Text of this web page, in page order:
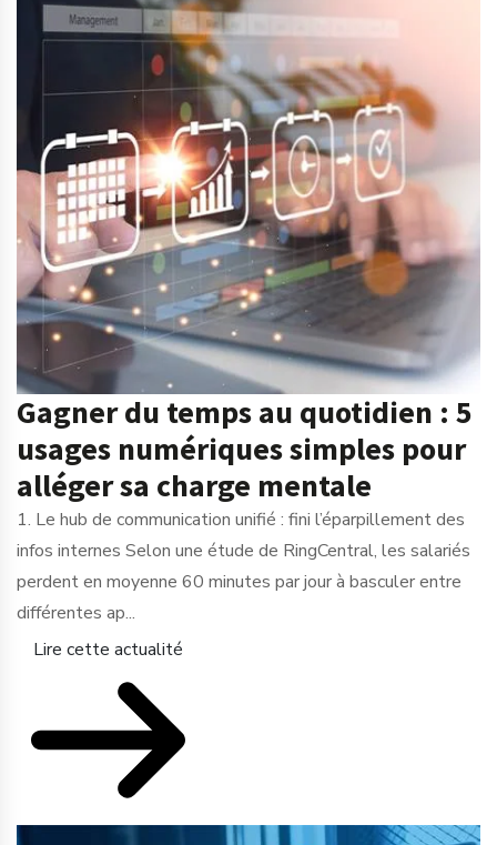
Gagner du temps au quotidien : 5
usages numériques simples pour
alléger sa charge mentale
1. Le hub de communication unifié : fini l’éparpillement des
infos internes Selon une étude de RingCentral, les salariés
perdent en moyenne 60 minutes par jour à basculer entre
différentes ap...
Lire cette actualité